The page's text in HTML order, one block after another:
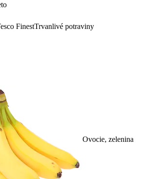
FinestTrvanlivé potraviny
Ovocie, zelenina